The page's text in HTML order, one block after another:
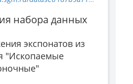
набора данных
экспонатов из
"Ископаемые